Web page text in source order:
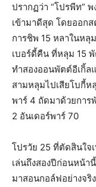
ปรากฏว่า “โปรพีท”
เข้ามาดีสุด โดยออก
การชิพ 15 หลาในหลุ
เบอร์ดี้คืน ที่หลุม 15
ทำสองออนพัตต์อีเกิ้ล
สามหลุมไปเสียโบกี้ห
พาร์ 4 ถัดมาด้วยการ
2 อันเดอร์พาร์ 70
โปรวัย 25 ที่ตัดสินใจ
เล่นถึงสองปีก่อนหน้า
มาสอนกอล์ฟอย่างจริ